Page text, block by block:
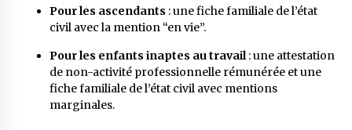
Pour les ascendants : une fiche familiale de l’état
civil avec la mention “en vie”.
Pour les enfants inaptes au travail: une attestation
de non-activité professionnelle rémunérée et une
fiche familiale de l’état civil avec mentions
marginales.